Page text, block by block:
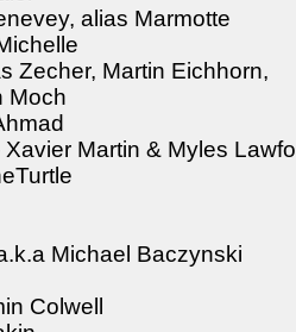
alias Marmotte
Zecher, Martin Eichhorn,
Moch
Xavier Martin & Myles
Michael Baczynski
Colwell